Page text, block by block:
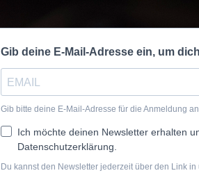
Gib deine E-Mail-Adresse ein, um
Gib bitte deine E-Mail-Adresse für die Anmeldung
Ich möchte deinen Newsletter erhalten
Datenschutzerklärung.
Du kannst den Newsletter jederzeit über den Link